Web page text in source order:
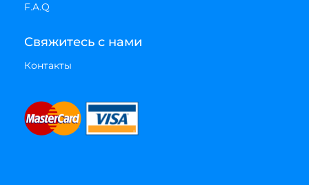
F.A.Q
Свяжитесь с нами
Контакты